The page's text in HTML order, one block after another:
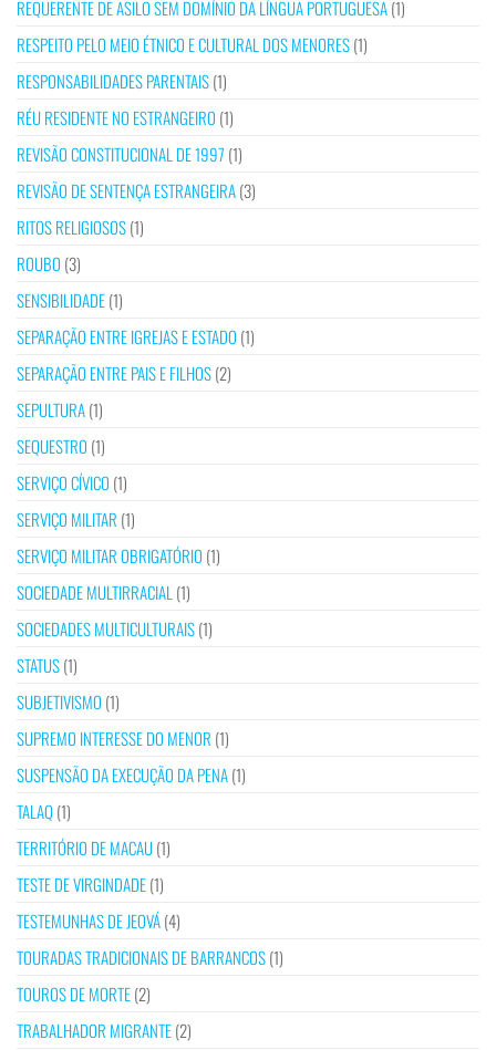
REQUERENTE DE ASILO SEM DOMÍNIO DA LÍNGUA PORTUGUESA(1)
RESPEITO PELO MEIO ÉTNICO E CULTURAL DOS MENORES(1)
RESPONSABILIDADES PARENTAIS(1)
RÉU RESIDENTE NO ESTRANGEIRO (1)
REVISÃO CONSTITUCIONAL DE 1997 (1)
REVISÃO DE SENTENÇA ESTRANGEIRA(3)
RITOS RELIGIOSOS(1)
ROUBO (3)
SENSIBILIDADE(1)
SEPARAÇÃO ENTRE IGREJAS E ESTADO (1)
SEPARAÇÃO ENTRE PAIS E FILHOS(2)
SEPULTURA(1)
SEQUESTRO (1)
SERVIÇO CÍVICO (1)
SERVIÇO MILITAR (1)
SERVIÇO MILITAR OBRIGATÓRIO (1)
SOCIEDADE MULTIRRACIAL (1)
SOCIEDADES MULTICULTURAIS(1)
STATUS(1)
SUBJETIVISMO (1)
SUPREMO INTERESSE DO MENOR (1)
SUSPENSÃO DA EXECUÇÃO DA PENA(1)
TALAQ(1)
TERRITÓRIO DE MACAU(1)
TESTE DE VIRGINDADE(1)
TESTEMUNHAS DE JEOVÁ(4)
TOURADAS TRADICIONAIS DE BARRANCOS(1)
TOUROS DE MORTE(2)
TRABALHADOR MIGRANTE(2)